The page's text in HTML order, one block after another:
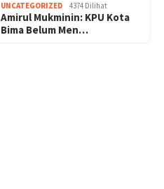
UNCATEGORIZED 4374 Dilihat
Amirul Mukminin: KPU Kota
Bima Belum Men…